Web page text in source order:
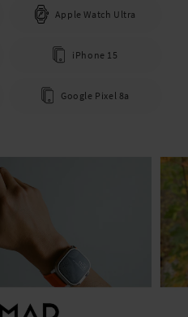
Apple Watch Ultra
iPhone 15
Google Pixel 8a